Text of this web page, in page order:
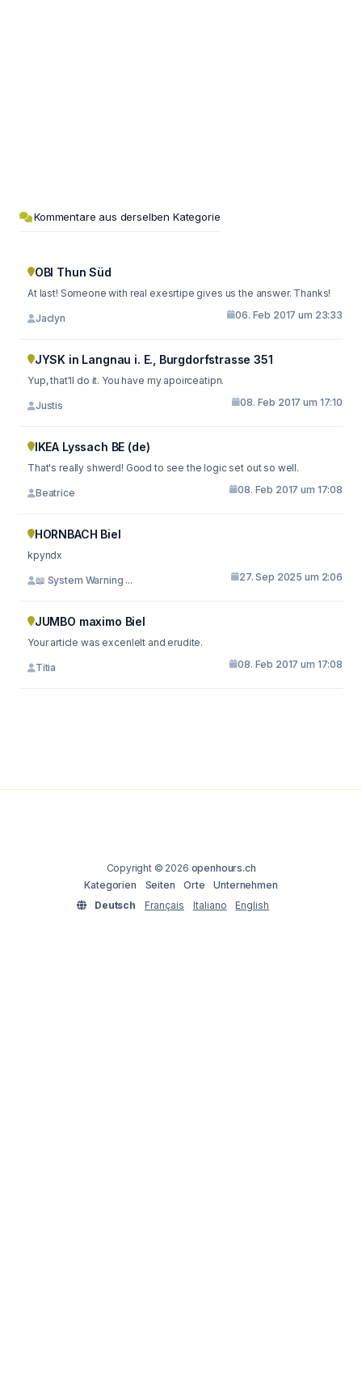
Kommentare aus derselben Kategorie
OBI Thun Süd
At last! Someone with real exesrtipe gives us the answer. Thanks!
Jaclyn 06. Feb 2017 um 23:33
JYSK in Langnau i. E., Burgdorfstrasse 351
Yup, that'll do it. You have my apoirceatipn.
Justis 08. Feb 2017 um 17:10
IKEA Lyssach BE (de)
That's really shwerd! Good to see the logic set out so well.
Beatrice 08. Feb 2017 um 17:08
HORNBACH Biel
kpyndx
📖 System Warning ... 27. Sep 2025 um 2:06
JUMBO maximo Biel
Your article was excenlelt and erudite.
Titia 08. Feb 2017 um 17:08
Copyright © 2026 openhours.ch
Kategorien
Seiten Orte
Unternehmen
Deutsch
Français Italiano English